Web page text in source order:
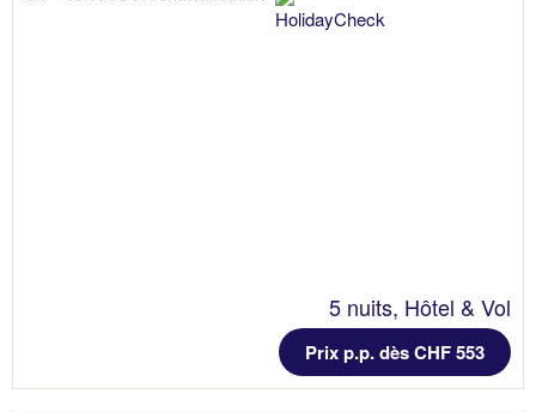
5 nuits, Hôtel & Vol
Prix p.p. dès CHF 553